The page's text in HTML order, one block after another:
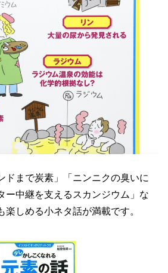
ドまで炭素」「ニンニクの臭いに
ー中継を支えるスカンジウム」な
楽しめる小ネタ話が満載です。